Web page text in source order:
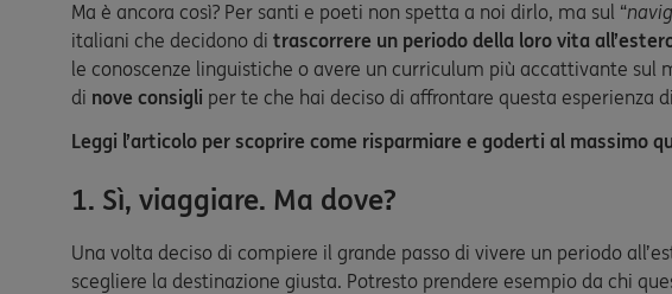
Ma è ancora così? Per santi e poeti non spetta a noi dirlo, ma sul “
italiani che decidono di trascorrere un periodo della loro vita
le conoscenze linguistiche o avere un curriculum più accattivante sul
di nove consigli per te che hai deciso di affrontare questa esperienza
Leggi l’articolo per scoprire come risparmiare e goderti al massimo
1. Sì, viaggiare. Ma dove?
Una volta deciso di compiere il grande passo di vivere un periodo
scegliere la destinazione giusta. Potresto prendere esempio da chi